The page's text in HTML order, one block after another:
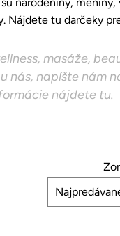
Nájdete tu darčeky
masáže,
nás, napíšte nám
nájdete tu.